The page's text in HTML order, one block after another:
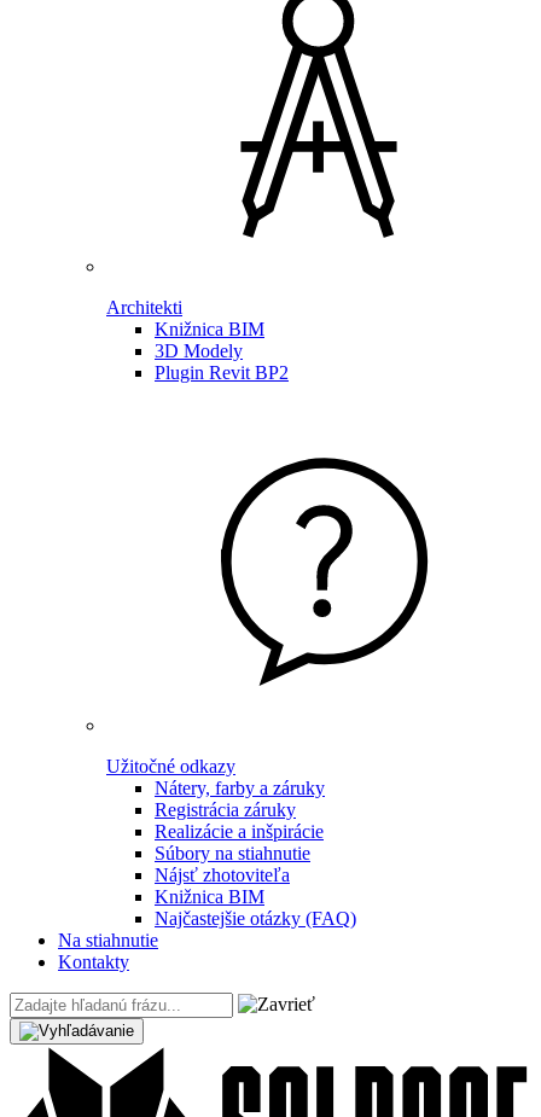
Architekti
Knižnica BIM
3D Modely
Plugin Revit BP2
Užitočné odkazy
Nátery, farby a záruky
Registrácia záruky
Realizácie a inšpirácie
Súbory na stiahnutie
Nájsť zhotoviteľa
Knižnica BIM
Najčastejšie otázky (FAQ)
Na stiahnutie
Kontakty